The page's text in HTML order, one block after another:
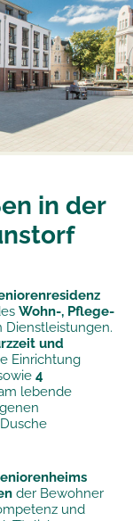
in der
Wohn-, Pflege-
Dienstleistungen.
und
Einrichtung
4
lebende
der Bewohner
und